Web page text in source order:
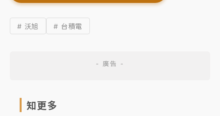
# 沃旭 # 台積電
知更多